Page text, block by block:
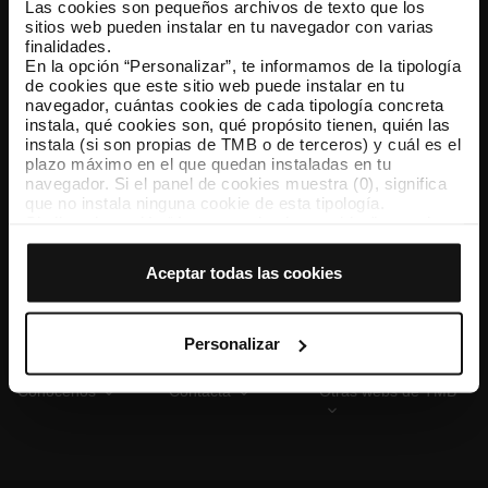
Las cookies son pequeños archivos de texto que los
sitios web pueden instalar en tu navegador con varias
finalidades.
En la opción “Personalizar”, te informamos de la tipología
de cookies que este sitio web puede instalar en tu
navegador, cuántas cookies de cada tipología concreta
instala, qué cookies son, qué propósito tienen, quién las
instala (si son propias de TMB o de terceros) y cuál es el
plazo máximo en el que quedan instaladas en tu
navegador. Si el panel de cookies muestra (0), significa
que no instala ninguna cookie de esta tipología.
que todas estas cookies se instalen en tu navegador.
tipología de cookies permite indicar si quieres que se
instalen o no las cookies de esa clase.
Una vez que hayas marcado tus preferencias, debes
hacer clic en “Seleccionar y configurar”. Así se instalarán
previamente. Te sugerimos que selecciones las cookies
de personalización, porque permiten recordar tus
opciones de navegación (como el idioma) y mejoran tu
Aceptar todas las cookies
Personalizar
TMB App
Descárgate TMB App y compra tus billetes
App Store Google Play
Conócenos Contacta Otras webs de TMB